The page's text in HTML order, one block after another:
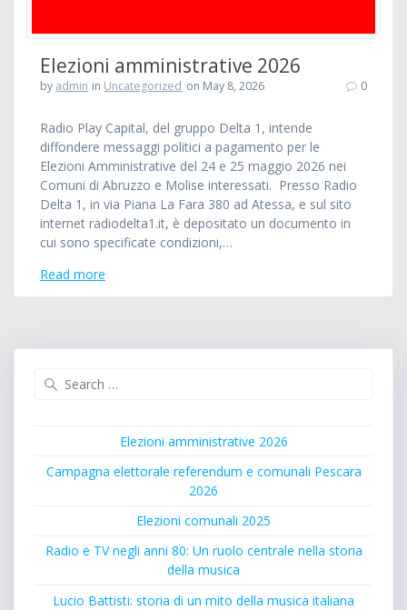
Elezioni amministrative 2026
by admin in Uncategorized on May 8, 2026 0
Radio Play Capital, del gruppo Delta 1, intende
diffondere messaggi politici a pagamento per le
Elezioni Amministrative del 24 e 25 maggio 2026 nei
Comuni di Abruzzo e Molise interessati. Presso Radio
Delta 1, in via Piana La Fara 380 ad Atessa, e sul sito
internet radiodelta1.it, è depositato un documento in
cui sono specificate condizioni,…
Read more
Elezioni amministrative 2026
Campagna elettorale referendum e comunali Pescara
2026
Elezioni comunali 2025
Radio e TV negli anni 80: Un ruolo centrale nella storia
della musica
Lucio Battisti: storia di un mito della musica italiana